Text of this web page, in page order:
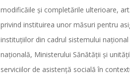
modificăile şi completările ulterioare,
privind instituirea unor măsuri pentru
instituţiilor din cadrul sistemului
naţională, Ministerului Sănătăţii şi
serviciilor de asistenţă socială în